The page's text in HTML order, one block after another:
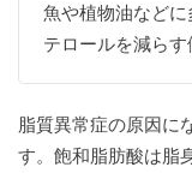
豆製
品
き
魚の
魚や植物油など
テロールを減らす
脂質異常症の原因に
す。飽和脂肪酸は脂